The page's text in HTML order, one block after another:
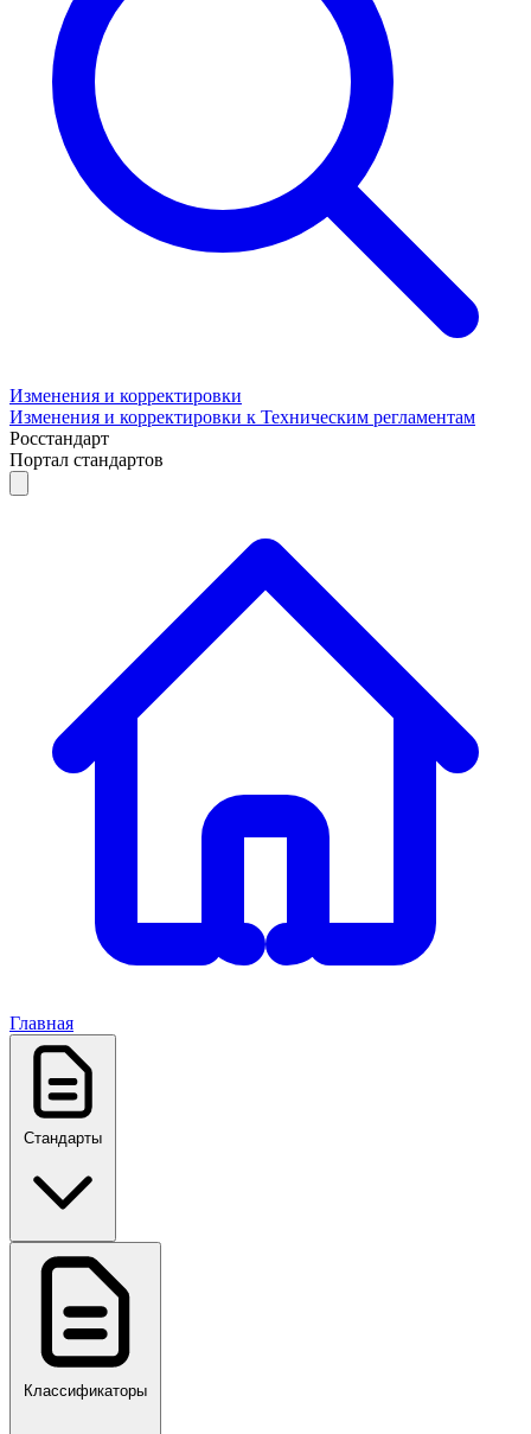
Изменения и корректировки
Изменения и корректировки к Техническим регламентам
Росстандарт
Портал стандартов
Главная
Стандарты
ГОСТ, ГОСТ Р, ПНСТ
Классификаторы